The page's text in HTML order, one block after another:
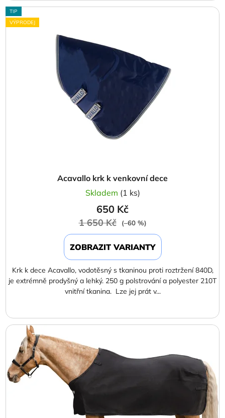
TIP
VÝPRODEJ
Acavallo krk k venkovní dece
Skladem (1 ks)
650 Kč
1 650 Kč (–60 %)
ZOBRAZIT VARIANTY
Krk k dece Acavallo, vodotěsný s tkaninou proti roztržení 840D,
je extrémně prodyšný a lehký. 250 g polstrování a polyester 210T
vnitřní tkanina. Lze jej prát v...